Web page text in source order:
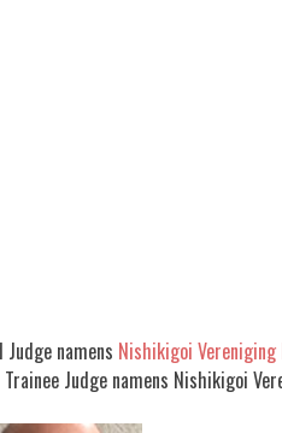
namens Nishikigoi Vereniging
Trainee Judge namens Nishikigoi